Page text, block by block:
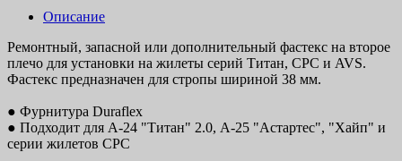
Описание
Ремонтный, запасной или дополнительный фастекс на второе
плечо для установки на жилеты серий Титан, СРС и AVS.
Фастекс предназначен для стропы шириной 38 мм.
● Фурнитура Duraflex
● Подходит для А-24 "Титан" 2.0, А-25 "Астартес", "Хайп" и
серии жилетов СРС